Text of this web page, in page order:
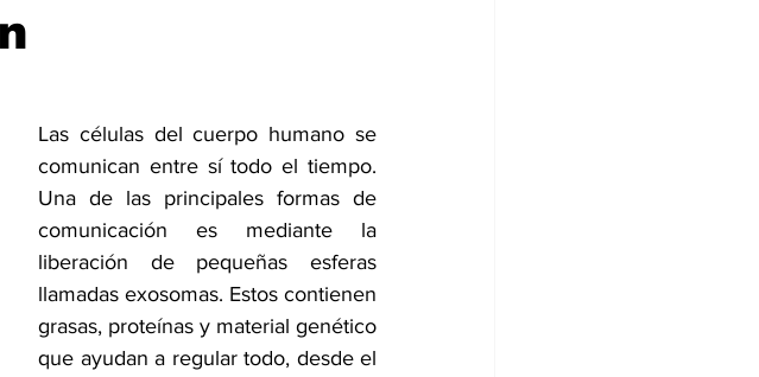
dia mundial de la diabetes
Las células del cuerpo humano se
comunican entre sí todo el tiempo.
Una de las principales formas de
comunicación es mediante la
liberación de pequeñas esferas
llamadas exosomas. Estos contienen
grasas, proteínas y material genético
que ayudan a regular todo, desde el